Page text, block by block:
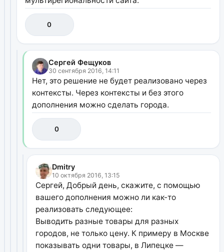
0
Сергей Фещуков
30 сентября 2016, 14:11
Нет, это решение не будет реализовано через
контексты. Через контексты и без этого
дополнения можно сделать города.
0
Dmitry
10 октября 2016, 13:15
Сергей, Добрый день, скажите, с помощью
вашего дополнения можно ли как-то
реализовать следующее:
Выводить разные товары для разных
городов, не только цену. К примеру в Москве
показывать одни товары, в Липецке —